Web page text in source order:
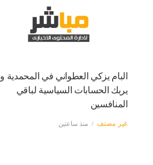
البام يزكي العطواني في المحمدية و
يربك الحسابات السياسية لباقي
المنافسين
غير مصنف منذ ساعتين